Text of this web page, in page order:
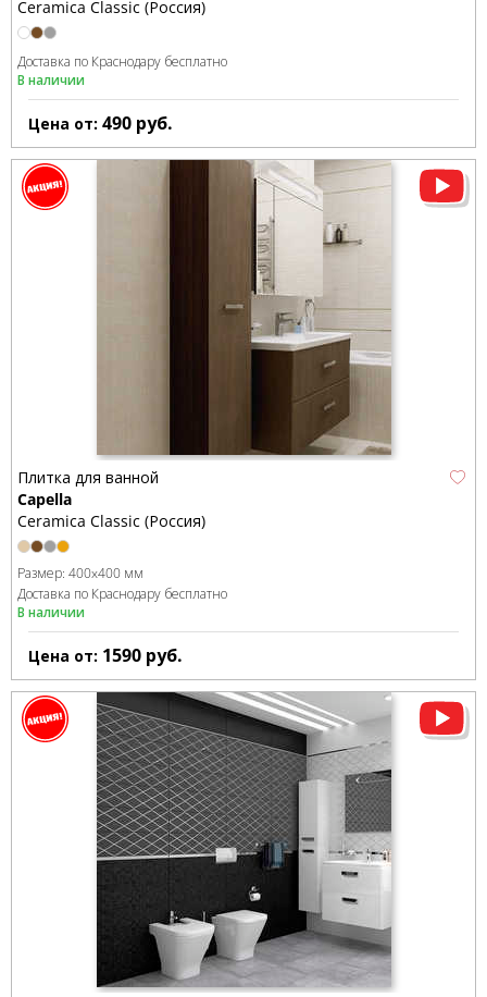
Ceramica Classic (Россия)
Доставка по Краснодару бесплатно
В наличии
Цена от: 490 руб.
Плитка для ванной
Capella
Ceramica Classic (Россия)
Размер: 400x400 мм
Доставка по Краснодару бесплатно
В наличии
Цена от: 1590 руб.